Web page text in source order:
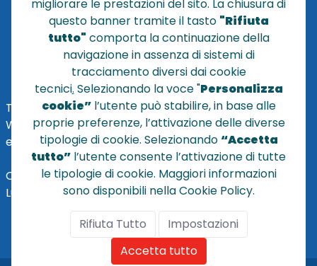
POLICY PRIVACY
NOTE LEGALI
TEL
+39 051 320210
WHATSAPP:+39345 7201724
eMai
vendite@sistersbo.it
Orari Uffici:
Lun - Ven: 08:30 - 18:00
migliorare le prestazioni del sito. La chiusura di
questo banner tramite il tasto "Rifiuta
tutto" comporta la continuazione della
navigazione in assenza di sistemi di
tracciamento diversi dai cookie
tecnici. Selezionando la voce "Personalizza
cookie”l’utente può stabilire, in base alle
proprie preferenze, l’attivazione delle diverse
tipologie di cookie. Selezionando “Accetta
tutto” l’utente consente l’attivazione di tutte
le tipologie di cookie. Maggiori informazioni
sono disponibili nella Cookie Policy.
Rifiuta Tutto
Impostazioni
Accetta tutto